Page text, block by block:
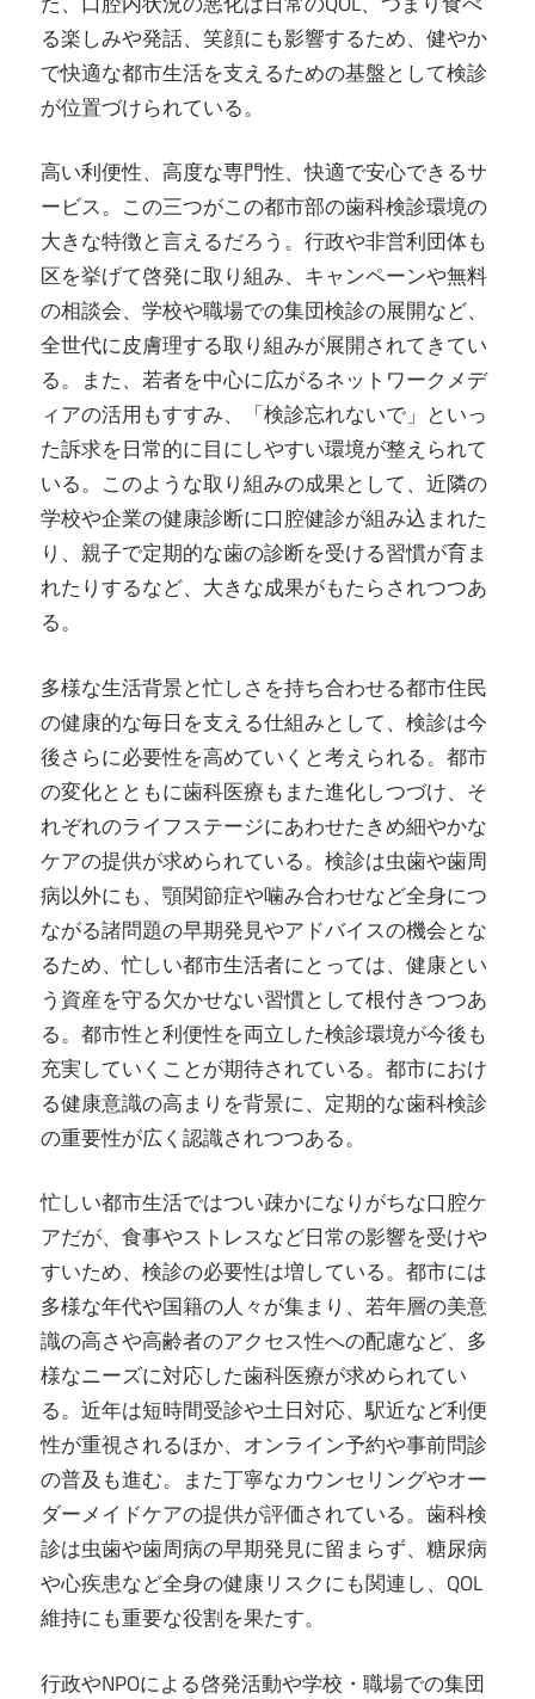
る楽しみや発話、笑顔にも影響するため、健やか
で快適な都市生活を支えるための基盤として検診
が位置づけられている。
高い利便性、高度な専門性、快適で安心できるサ
ービス。この三つがこの都市部の歯科検診環境の
大きな特徴と言えるだろう。行政や非営利団体も
区を挙げて啓発に取り組み、キャンペーンや無料
の相談会、学校や職場での集団検診の展開など、
全世代に皮膚理する取り組みが展開されてきてい
る。また、若者を中心に広がるネットワークメデ
ィアの活用もすすみ、「検診忘れないで」といっ
た訴求を日常的に目にしやすい環境が整えられて
いる。このような取り組みの成果として、近隣の
学校や企業の健康診断に口腔健診が組み込まれた
り、親子で定期的な歯の診断を受ける習慣が育ま
れたりするなど、大きな成果がもたらされつつあ
る。
多様な生活背景と忙しさを持ち合わせる都市住民
の健康的な毎日を支える仕組みとして、検診は今
後さらに必要性を高めていくと考えられる。都市
の変化とともに歯科医療もまた進化しつづけ、そ
れぞれのライフステージにあわせたきめ細やかな
ケアの提供が求められている。検診は虫歯や歯周
病以外にも、顎関節症や噛み合わせなど全身につ
ながる諸問題の早期発見やアドバイスの機会とな
るため、忙しい都市生活者にとっては、健康とい
う資産を守る欠かせない習慣として根付きつつあ
る。都市性と利便性を両立した検診環境が今後も
充実していくことが期待されている。都市におけ
る健康意識の高まりを背景に、定期的な歯科検診
の重要性が広く認識されつつある。
忙しい都市生活ではつい疎かになりがちな口腔ケ
アだが、食事やストレスなど日常の影響を受けや
すいため、検診の必要性は増している。都市には
多様な年代や国籍の人々が集まり、若年層の美意
識の高さや高齢者のアクセス性への配慮など、多
様なニーズに対応した歯科医療が求められてい
る。近年は短時間受診や土日対応、駅近など利便
性が重視されるほか、オンライン予約や事前問診
の普及も進む。また丁寧なカウンセリングやオー
ダーメイドケアの提供が評価されている。歯科検
診は虫歯や歯周病の早期発見に留まらず、糖尿病
や心疾患など全身の健康リスクにも関連し、QOL
維持にも重要な役割を果たす。
行政やNPOによる啓発活動や学校・職場での集団